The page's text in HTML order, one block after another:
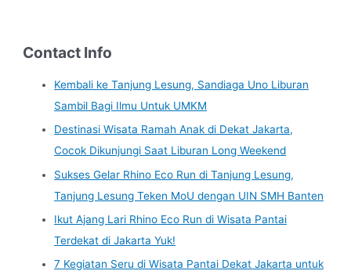
Contact Info
Kembali ke Tanjung Lesung, Sandiaga Uno Liburan
Sambil Bagi Ilmu Untuk UMKM
Destinasi Wisata Ramah Anak di Dekat Jakarta,
Cocok Dikunjungi Saat Liburan Long Weekend
Sukses Gelar Rhino Eco Run di Tanjung Lesung,
Tanjung Lesung Teken MoU dengan UIN SMH Banten
Ikut Ajang Lari Rhino Eco Run di Wisata Pantai
Terdekat di Jakarta Yuk!
7 Kegiatan Seru di Wisata Pantai Dekat Jakarta untuk